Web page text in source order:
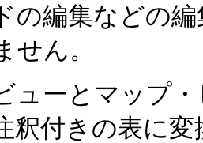
の編集などの
せん。
ューとマップ
釈付きの表に